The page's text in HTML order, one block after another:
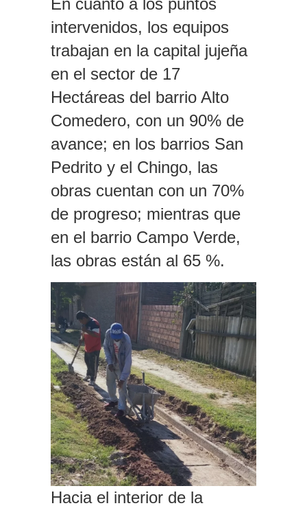
intervenidos, los equipos
trabajan en la capital jujeña
en el sector de 17
Hectáreas del barrio Alto
Comedero, con un 90% de
avance; en los barrios San
Pedrito y el Chingo, las
obras cuentan con un 70%
de progreso; mientras que
en el barrio Campo Verde,
las obras están al 65 %.
Hacia el interior de la